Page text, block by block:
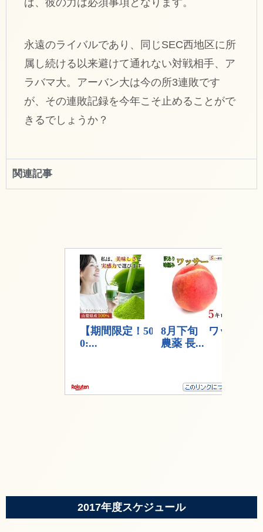
永遠のライバルであり、同じSEC西地区に所
属し続ける以来避けて通れない対戦相手、ア
ラバマ大。アーバン大は今の所3連敗です
が、その連敗記録を今年こそ止めることがで
きるでしょうか？
関連記事
2017年度スケジュール